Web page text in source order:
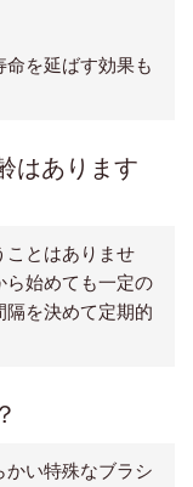
を延ばす効果も
はあります
ことはありませ
ら始めても一定の
隔を決めて定期的
い特殊なブラシ